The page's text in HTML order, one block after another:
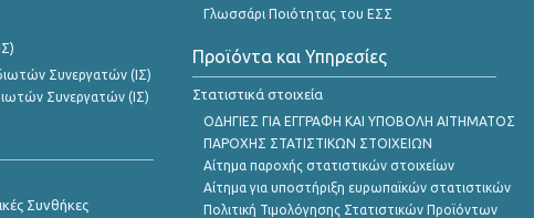
Συνεργατών (ΙΣ)
Συνεργατών (ΙΣ)
Συνθήκες
Γλωσσάρι Ποιότητας του ΕΣΣ
Προϊόντα και Υπηρεσίες
Στατιστικά στοιχεία
ΟΔΗΓΙΕΣ ΓΙΑ ΕΓΓΡΑΦΗ ΚΑΙ ΥΠΟΒΟΛΗ ΑΙΤΗΜΑΤΟΣ
ΠΑΡΟΧΗΣ ΣΤΑΤΙΣΤΙΚΩΝ ΣΤΟΙΧΕΙΩΝ
Αίτημα παροχής στατιστικών στοιχείων
Αίτημα για υποστήριξη ευρωπαϊκών στατιστικών
Πολιτική Τιμολόγησης Στατιστικών Προϊόντων